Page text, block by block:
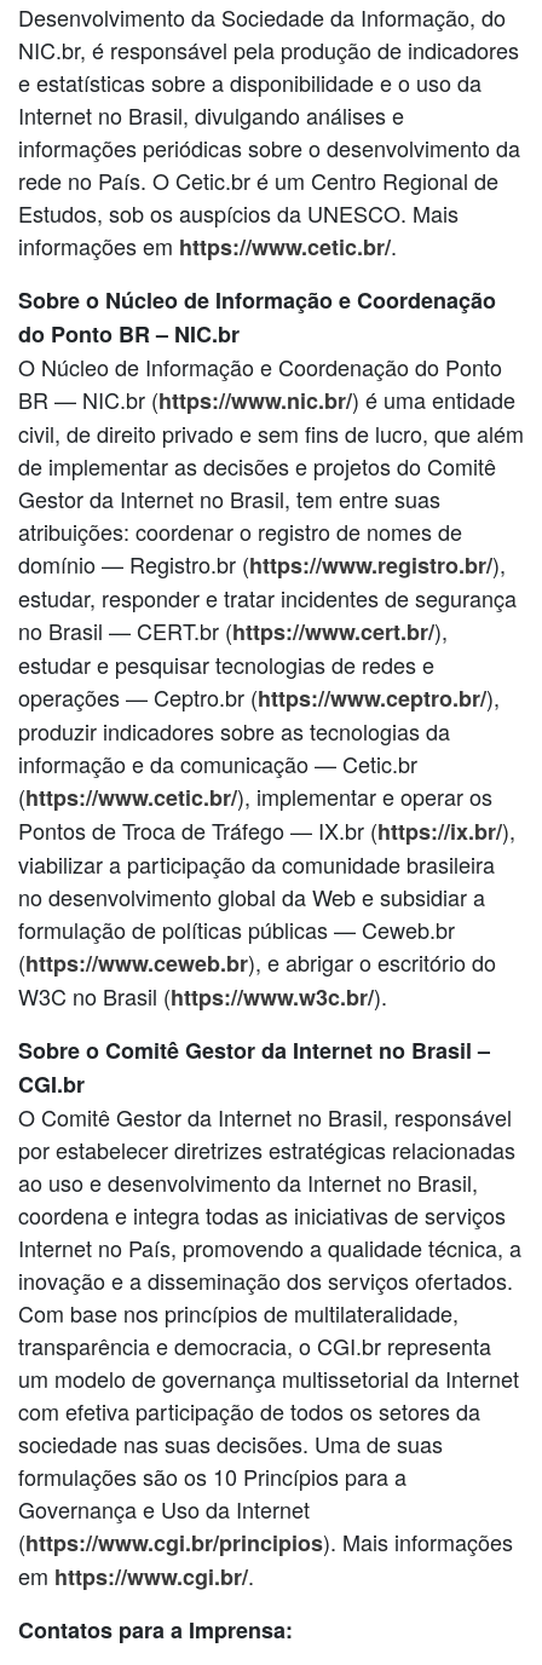
Desenvolvimento da Sociedade da Informação, do
NIC.br, é responsável pela produção de indicadores
e estatísticas sobre a disponibilidade e o uso da
Internet no Brasil, divulgando análises e
informações periódicas sobre o desenvolvimento da
rede no País. O Cetic.br é um Centro Regional de
Estudos, sob os auspícios da UNESCO. Mais
informações em https://www.cetic.br/.
Sobre o Núcleo de Informação e Coordenação
do Ponto BR – NIC.br
O Núcleo de Informação e Coordenação do Ponto
BR — NIC.br (https://www.nic.br/) é uma entidade
civil, de direito privado e sem fins de lucro, que além
de implementar as decisões e projetos do Comitê
Gestor da Internet no Brasil, tem entre suas
atribuições: coordenar o registro de nomes de
domínio — Registro.br (https://www.registro.br/),
estudar, responder e tratar incidentes de segurança
no Brasil — CERT.br (https://www.cert.br/),
estudar e pesquisar tecnologias de redes e
operações — Ceptro.br (https://www.ceptro.br/),
produzir indicadores sobre as tecnologias da
informação e da comunicação — Cetic.br
(https://www.cetic.br/), implementar e operar os
Pontos de Troca de Tráfego — IX.br (https://ix.br/),
viabilizar a participação da comunidade brasileira
no desenvolvimento global da Web e subsidiar a
formulação de políticas públicas — Ceweb.br
(https://www.ceweb.br), e abrigar o escritório do
W3C no Brasil (https://www.w3c.br/).
Sobre o Comitê Gestor da Internet no Brasil –
CGI.br
O Comitê Gestor da Internet no Brasil, responsável
por estabelecer diretrizes estratégicas relacionadas
ao uso e desenvolvimento da Internet no Brasil,
coordena e integra todas as iniciativas de serviços
Internet no País, promovendo a qualidade técnica, a
inovação e a disseminação dos serviços ofertados.
Com base nos princípios de multilateralidade,
transparência e democracia, o CGI.br representa
um modelo de governança multissetorial da Internet
com efetiva participação de todos os setores da
sociedade nas suas decisões. Uma de suas
formulações são os 10 Princípios para a
Governança e Uso da Internet
(https://www.cgi.br/principios). Mais informações
em https://www.cgi.br/.
Contatos para a Imprensa: